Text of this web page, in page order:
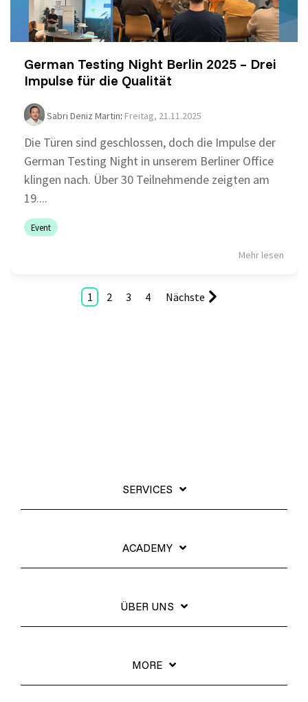
German Testing Night Berlin 2025 – Drei
Impulse für die Qualität
Sabri Deniz Martin: Freitag, 21.11.2025
Die Türen sind geschlossen, doch die Impulse der
German Testing Night in unserem Berliner Office
klingen nach. Über 30 Teilnehmende zeigten am
19....
Event
Mehr lesen
1 2 3 4 Nächste
SERVICES
ACADEMY
ÜBER UNS
MORE